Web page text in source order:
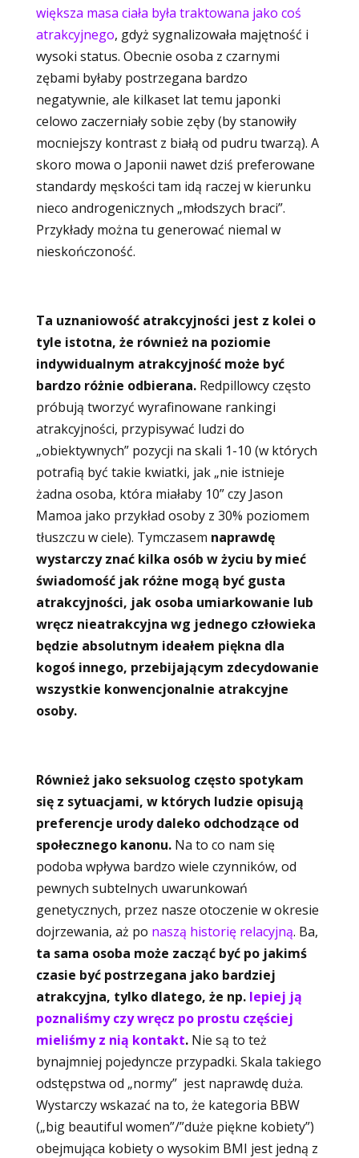
większa masa ciała była traktowana jako coś
atrakcyjnego, gdyż sygnalizowała majętność i
wysoki status. Obecnie osoba z czarnymi
zębami byłaby postrzegana bardzo
negatywnie, ale kilkaset lat temu japonki
celowo zaczerniały sobie zęby (by stanowiły
mocniejszy kontrast z białą od pudru twarzą). A
skoro mowa o Japonii nawet dziś preferowane
standardy męskości tam idą raczej w kierunku
nieco androgenicznych „młodszych braci”.
Przykłady można tu generować niemal w
nieskończoność.
Ta uznaniowość atrakcyjności jest z kolei o
tyle istotna, że również na poziomie
indywidualnym atrakcyjność może być
bardzo różnie odbierana.Redpillowcy często
próbują tworzyć wyrafinowane rankingi
atrakcyjności, przypisywać ludzi do
„obiektywnych” pozycji na skali 1-10 (w których
potrafią być takie kwiatki, jak „nie istnieje
żadna osoba, która miałaby 10” czy Jason
Mamoa jako przykład osoby z 30% poziomem
tłuszczu w ciele). Tymczasem naprawdę
wystarczy znać kilka osób w życiu by mieć
świadomość jak różne mogą być gusta
atrakcyjności, jak osoba umiarkowanie lub
wręcz nieatrakcyjna wg jednego człowieka
będzie absolutnym ideałem piękna dla
kogoś innego, przebijającym zdecydowanie
wszystkie konwencjonalnie atrakcyjne
osoby.
Również jako seksuolog często spotykam
się z sytuacjami, w których ludzie opisują
preferencje urody daleko odchodzące od
społecznego kanonu.Na to co nam się
podoba wpływa bardzo wiele czynników, od
pewnych subtelnych uwarunkowań
genetycznych, przez nasze otoczenie w okresie
dojrzewania, aż po naszą historię relacyjną. Ba,
ta sama osoba może zacząć być po jakimś
czasie być postrzegana jako bardziej
atrakcyjna, tylko dlatego, że np. lepiej ją
poznaliśmy czy wręcz po prostu częściej
mieliśmy z nią kontakt. Nie są to też
bynajmniej pojedyncze przypadki. Skala takiego
odstępstwa od „normy” jest naprawdę duża.
Wystarczy wskazać na to, że kategoria BBW
(„big beautiful women”/”duże piękne kobiety”)
obejmująca kobiety o wysokim BMI jest jedną z